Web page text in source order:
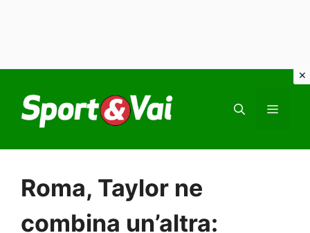
contenuto
Roma, Taylor ne
combina un’altra: